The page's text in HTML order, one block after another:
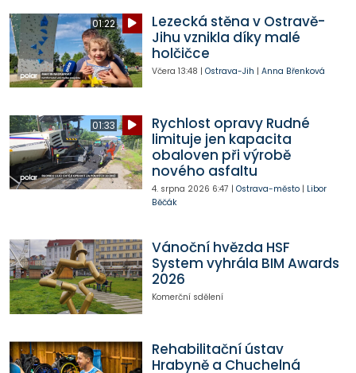
01:22
Lezecká stěna v Ostravě-
Jihu vznikla díky malé
holčičce
Včera 13:48 | Ostrava-Jih | Anna Břenková
01:33
Rychlost opravy Rudné
limituje jen kapacita
obaloven při výrobě
nového asfaltu
4. srpna 2026 6:47 | Ostrava-město| Libor
Běčák
Vánoční hvězda HSF
System vyhrála BIM Awards
2026
Komerční sdělení
Rehabilitační ústav
Hrabyně a Chuchelná